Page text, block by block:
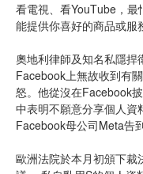
看電視、看YouTube，最
能提供你喜好的商品或服
奧地利律師及知名私隱捍
Facebook上無故收到有
怒。他從沒在Facebook
中表明不願意分享個人資
Facebook母公司Meta告
歐洲法院於本月初頒下裁